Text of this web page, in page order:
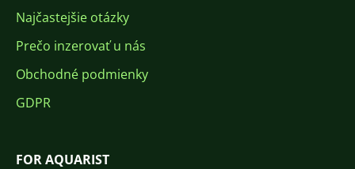
Najčastejšie otázky
Prečo inzerovať u nás
Obchodné podmienky
GDPR
FOR AQUARIST